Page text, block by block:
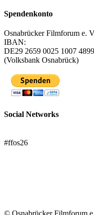
Spendenkonto
Osnabrücker Filmforum e.
IBAN:
DE29 2659 0025 1007
(Volksbank Osnabrück)
Social Networks
#ffos26
© Osnabrücker Filmforum